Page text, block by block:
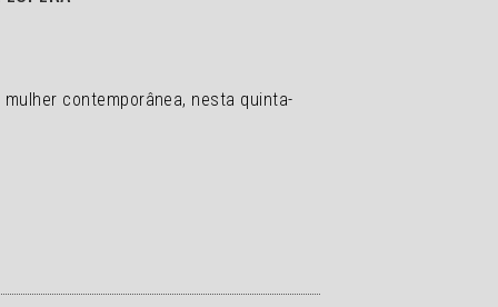
contemporânea, nesta quinta-